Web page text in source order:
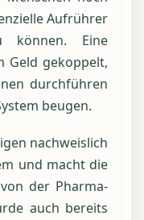
Aufrührer
können. Eine
Geld gekoppelt,
durchführen
beugen.
nachweislich
und macht die
der Pharma-
auch bereits